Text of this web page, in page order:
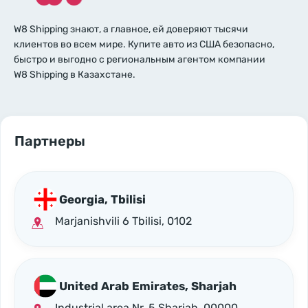
W8 Shipping знают, а главное, ей доверяют тысячи
клиентов во всем мире. Купите авто из США безопасно,
быстро и выгодно с региональным агентом компании
W8 Shipping в Казахстане.
Партнеры
Georgia, Tbilisi
Marjanishvili 6 Tbilisi, 0102
United Arab Emirates, Sharjah